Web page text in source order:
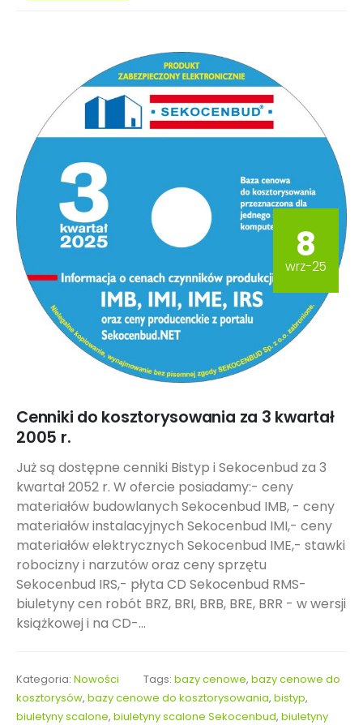
8
wrz-25
Cenniki do kosztorysowania za 3 kwartał
2005 r.
Już są dostępne cenniki Bistyp i Sekocenbud za 3
kwartał 2052 r. W ofercie posiadamy:- ceny
materiałów budowlanych Sekocenbud IMB, - ceny
materiałów instalacyjnych Sekocenbud IMI,- ceny
materiałów elektrycznych Sekocenbud IME,- stawki
robocizny i narzutów oraz ceny sprzętu
Sekocenbud IRS,- płyta CD Sekocenbud RMS-
biuletyny cen robót BRZ, BRI, BRB, BRE, BRR - w wersji
książkowej i na CD-...
Kategoria: Nowości Tags: bazy cenowe, bazy cenowe do
kosztorysów, bazy cenowe do kosztorysowania, bistyp,
biuletyny scalone, biuletyny scalone Sekocenbud, biuletyny